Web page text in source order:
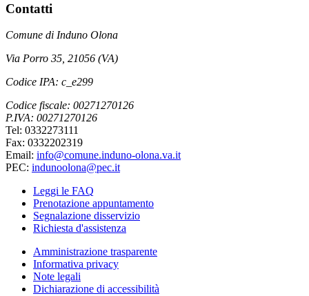
Contatti
Comune di Induno Olona
Via Porro 35, 21056 (VA)
Codice IPA: c_e299
Codice fiscale: 00271270126
P.IVA: 00271270126
Tel: 0332273111
Fax: 0332202319
Email: info@comune.induno-olona.va.it
PEC: indunoolona@pec.it
Leggi le FAQ
Prenotazione appuntamento
Segnalazione disservizio
Richiesta d'assistenza
Amministrazione trasparente
Informativa privacy
Note legali
Dichiarazione di accessibilità